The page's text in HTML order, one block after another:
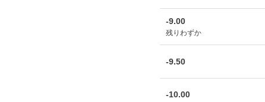
-9.00
残りわずか
-9.50
-10.00